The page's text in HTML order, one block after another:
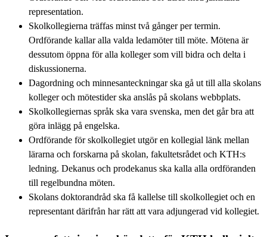
representation.
Skolkollegierna träffas minst två gånger per termin.
Ordförande kallar alla valda ledamöter till möte. Mötena är
dessutom öppna för alla kolleger som vill bidra och delta i
diskussionerna.
Dagordning och minnesanteckningar ska gå ut till alla skolans
kolleger och mötestider ska anslås på skolans webbplats.
Skolkollegiernas språk ska vara svenska, men det går bra att
göra inlägg på engelska.
Ordförande för skolkollegiet utgör en kollegial länk mellan
lärarna och forskarna på skolan, fakultetsrådet och KTH:s
ledning. Dekanus och prodekanus ska kalla alla ordföranden
till regelbundna möten.
Skolans doktorandråd ska få kallelse till skolkollegiet och en
representant därifrån har rätt att vara adjungerad vid kollegiet.